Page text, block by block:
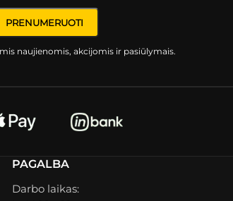
naujienomis, akcijomis ir pasiūlymais.
PAGALBA
Darbo laikas: